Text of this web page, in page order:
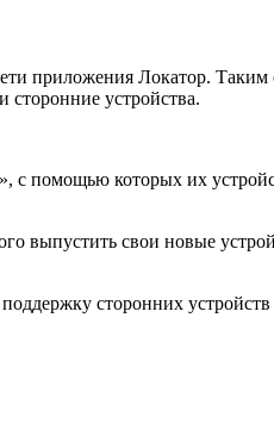
приложения Локатор. Таким
сторонние устройства.
с помощью которых их
выпустить свои новые
сторонних устройств